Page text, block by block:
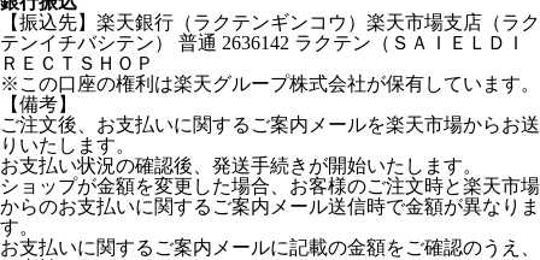
【振込先】楽天銀行（ラクテンギンコウ）楽天市場支店（ラク
テンイチバシテン） 普通 2636142 ラクテン（ＳＡＩＥＬＤＩ
ＲＥＣＴＳＨＯＰ
※この口座の権利は楽天グループ株式会社が保有しています。
【備考】
ご注文後、お支払いに関するご案内メールを楽天市場からお送
りいたします。
お支払い状況の確認後、発送手続きが開始いたします。
ショップが金額を変更した場合、お客様のご注文時と楽天市場
からのお支払いに関するご案内メール送信時で金額が異なりま
す。
お支払いに関するご案内メールに記載の金額をご確認のうえ、